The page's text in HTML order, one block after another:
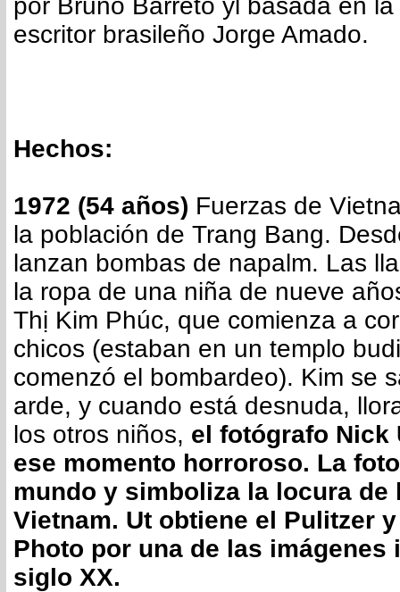
por Bruno Barreto yl basada en
escritor brasileño Jorge Amado.
Hechos:
1972 (54 años) Fuerzas de
la población de Trang Bang.
lanzan bombas de napalm. Las
la ropa de una niña de nueve
Thị Kim Phúc, que comienza a
chicos (estaban en un templo
comenzó el bombardeo). Kim se
arde, y cuando está desnuda,
los otros niños, el fotógrafo Nick
ese momento horroroso. La
mundo y simboliza la locura de
Vietnam. Ut obtiene el Pulitzer
Photo por una de las imágenes
siglo XX.